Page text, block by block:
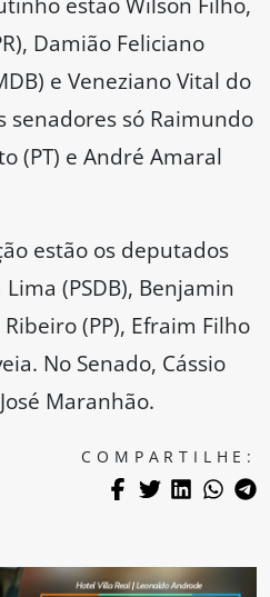
Damião Feliciano
e Veneziano Vital do
senadores só Raimundo
(PT) e André Amaral
estão os deputados
(PSDB), Benjamin
(PP), Efraim Filho
No Senado, Cássio
Maranhão.
COMPARTILHE: